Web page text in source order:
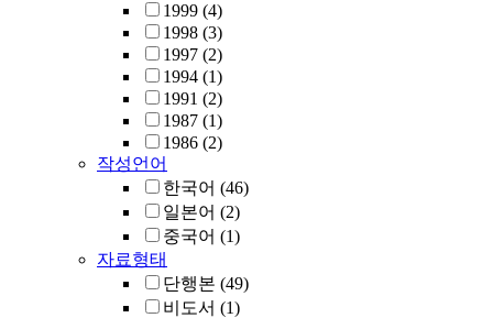
1999 (4)
1998 (3)
1997 (2)
1994 (1)
1991 (2)
1987 (1)
1986 (2)
작성언어
한국어 (46)
일본어 (2)
중국어 (1)
자료형태
단행본 (49)
비도서 (1)